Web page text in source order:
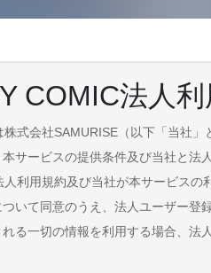
COMIC法人
株式会社SAMURISE（以下「当社
サービスの提供条件及び当社と法
利用規約及び当社が本サービス
いて同意のうえ、法人ユーザー登
る一切の情報を利用する場合、法